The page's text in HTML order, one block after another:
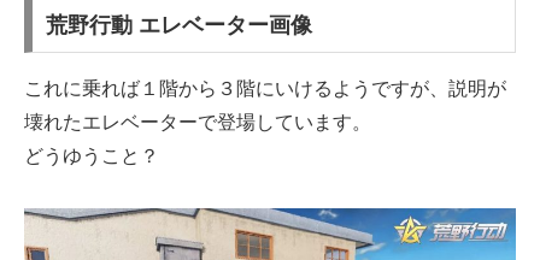
荒野行動 エレベーター画像
これに乗れば１階から３階にいけるようですが、説明が
壊れたエレベーターで登場しています。
どうゆうこと？